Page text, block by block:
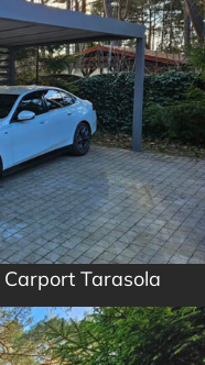
Carport Tarasola